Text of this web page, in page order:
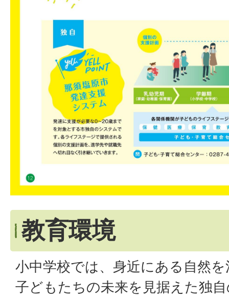
教育環境
小中学校では、身近にある自然
子どもたちの未来を見据えた独